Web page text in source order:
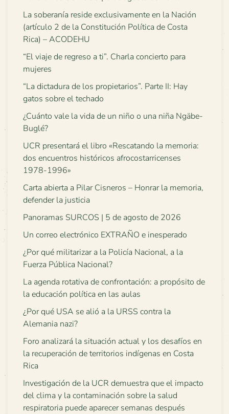
La soberanía reside exclusivamente en la Nación
(artículo 2 de la Constitución Política de Costa
Rica) – ACODEHU
“El viaje de regreso a ti”. Charla concierto para
mujeres
“La dictadura de los propietarios”. Parte II: Hay
gatos sobre el techado
¿Cuánto vale la vida de un niño o una niña Ngäbe-
Buglé?
UCR presentará el libro «Rescatando la memoria:
dos encuentros históricos afrocostarricenses
1978-1996»
Carta abierta a Pilar Cisneros – Honrar la memoria,
defender la justicia
Panoramas SURCOS | 5 de agosto de 2026
Un correo electrónico EXTRAÑO e inesperado
¿Por qué militarizar a la Policía Nacional, a la
Fuerza Pública Nacional?
La agenda rotativa de confrontación: a propósito de
la educación política en las aulas
¿Por qué USA se alió a la URSS contra la
Alemania nazi?
Foro analizará la situación actual y los desafíos en
la recuperación de territorios indígenas en Costa
Rica
Investigación de la UCR demuestra que el impacto
del clima y la contaminación sobre la salud
respiratoria puede aparecer semanas después